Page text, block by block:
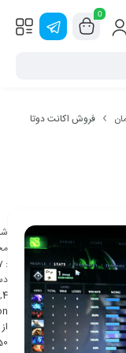
0
فروش اکانت دوتا
:
4
,